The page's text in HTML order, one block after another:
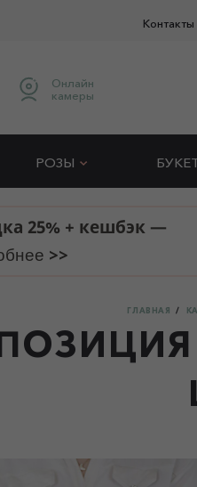
Контакты
Онлайн
камеры
РОЗЫ
25% + кешбэк —
>>
ГЛАВНАЯ